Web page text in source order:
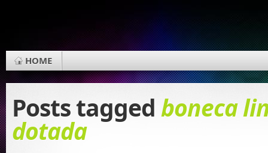
HOME
Posts tagged boneca
dotada